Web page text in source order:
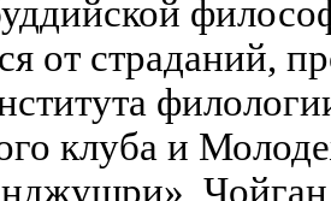
от страданий,
клуба и